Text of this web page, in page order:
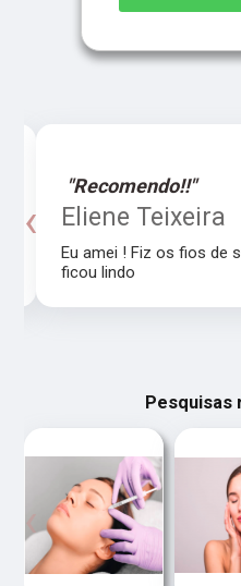
"Recomendo!!"
Eliene Teixeira
Eu amei ! Fiz os fios de
ficou lindo
‹
Pesquisas
‹